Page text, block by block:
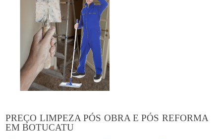
PREÇO LIMPEZA PÓS OBRA E PÓS REFORMA
EM BOTUCATU